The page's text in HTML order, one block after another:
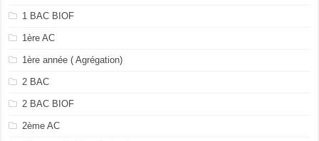
1 BAC BIOF
1ère AC
1ère année ( Agrégation)
2 BAC
2 BAC BIOF
2ème AC